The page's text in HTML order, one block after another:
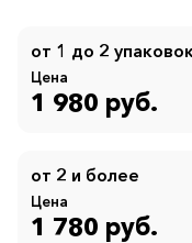
от 1 до 2
Цена
1 980 руб.
от 2 и более
Цена
1 780 руб.